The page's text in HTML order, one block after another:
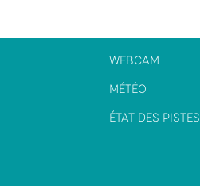
WEBCAM
MÉTÉO
ÉTAT DES PISTES